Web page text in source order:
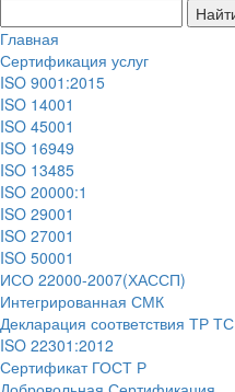
Главная
Сертификация услуг
ISO 9001:2015
ISO 14001
ISO 45001
ISO 16949
ISO 13485
ISO 20000:1
ISO 29001
ISO 27001
ISO 50001
ИСО 22000-2007(ХАССП)
Интегрированная СМК
Декларация соответствия ТР ТС
ISO 22301:2012
Сертификат ГОСТ Р